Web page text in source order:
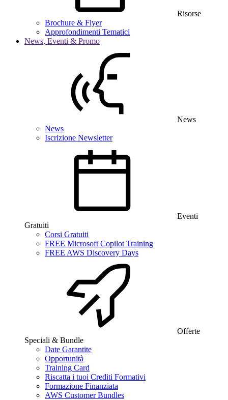
Risorse
Brochure & Flyer
Approfondimenti Tematici
News, Eventi & Promo
News
News
Iscrizione Newsletter
Eventi
Gratuiti
Corsi Gratuiti
FREE Microsoft Copilot Training
FREE AWS Discovery Days
Offerte
Speciali & Bundle
Date Garantite
Opportunità
Training Card
Riscatta i tuoi Crediti Formativi
Formazione Finanziata
AWS Customer Bundles